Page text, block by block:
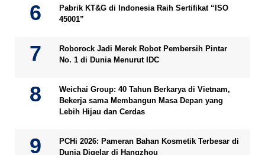
Pabrik KT&G di Indonesia Raih Sertifikat “ISO
45001”
Roborock Jadi Merek Robot Pembersih Pintar
No. 1 di Dunia Menurut IDC
Weichai Group: 40 Tahun Berkarya di Vietnam,
Bekerja sama Membangun Masa Depan yang
Lebih Hijau dan Cerdas
PCHi 2026: Pameran Bahan Kosmetik Terbesar di
Dunia Digelar di Hangzhou